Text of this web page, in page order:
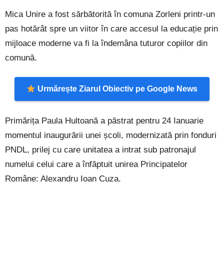
Mica Unire a fost sărbătorită în comuna Zorleni printr-un
pas hotărât spre un viitor în care accesul la educație prin
mijloace moderne va fi la îndemâna tuturor copiilor din
comună.
Urmărește Ziarul Obiectiv pe Google News
Primărița Paula Hultoană a păstrat pentru 24 Ianuarie
momentul inaugurării unei școli, modernizată prin fonduri
PNDL, prilej cu care unitatea a intrat sub patronajul
numelui celui care a înfăptuit unirea Principatelor
Române: Alexandru Ioan Cuza.